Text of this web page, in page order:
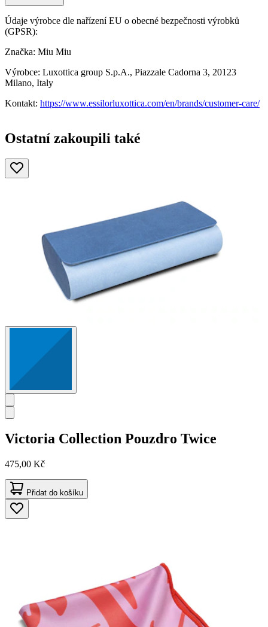
Údaje výrobce dle nařízení EU o obecné bezpečnosti výrobků
(GPSR):
Značka: Miu Miu
Výrobce: Luxottica group S.p.A., Piazzale Cadorna 3, 20123
Milano, Italy
Kontakt: https://www.essilorluxottica.com/en/brands/customer-care/
Ostatní zakoupili také
Victoria Collection Pouzdro Twice
475,00 Kč
Přidat do košíku